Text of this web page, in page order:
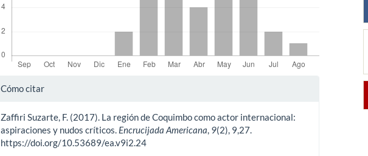
Detalles
artículo
Cómo citar
Zaffiri Suzarte, F. (2017). La región de Coquimbo como actor internacional:
aspiraciones y nudos críticos. Encrucijada Americana 9(2), 9,27.
https://doi.org/10.53689/ea.v9i2.24